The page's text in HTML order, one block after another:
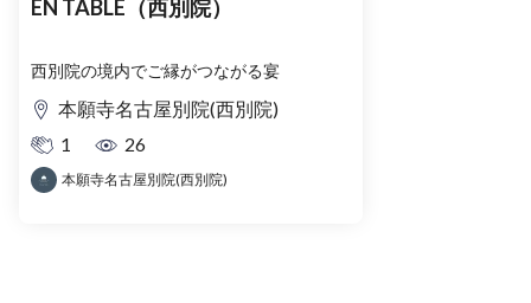
EN TABLE（西別院）
西別院の境内でご縁がつながる宴
本願寺名古屋別院(西別院)
1
26
本願寺名古屋別院(西別院)